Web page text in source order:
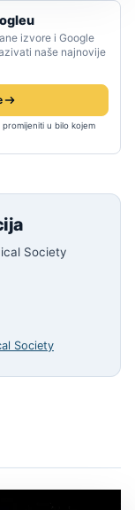
izvore i Google
naše najnovije
u bilo kojem
Society
Society